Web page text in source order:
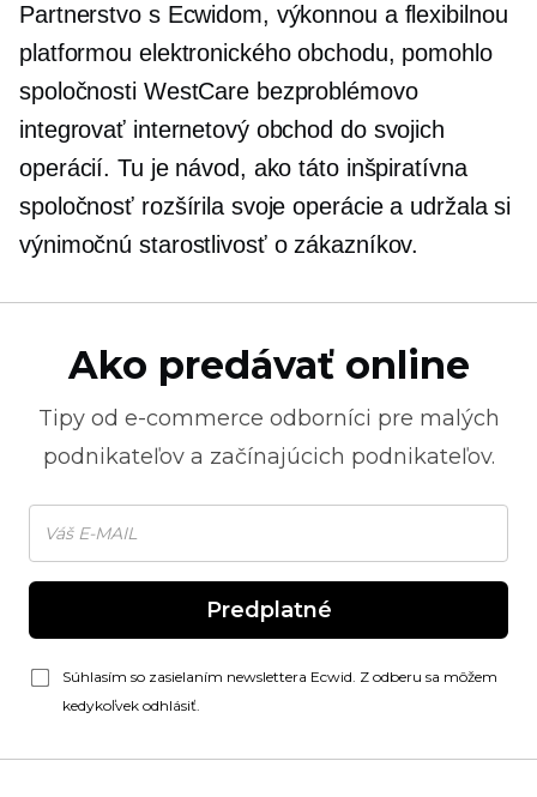
Partnerstvo s Ecwidom, výkonnou a flexibilnou
platformou elektronického obchodu, pomohlo
spoločnosti WestCare bezproblémovo
integrovať internetový obchod do svojich
operácií. Tu je návod, ako táto inšpiratívna
spoločnosť rozšírila svoje operácie a udržala si
výnimočnú starostlivosť o zákazníkov.
Ako predávať online
Tipy od e-commerce odborníci pre malých
podnikateľov a začínajúcich podnikateľov.
Predplatné
Súhlasím so zasielaním newslettera Ecwid. Z odberu sa môžem
kedykoľvek odhlásiť.